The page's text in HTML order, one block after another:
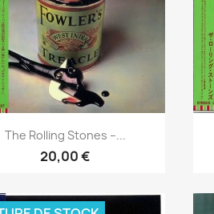
 Aperçu rapide
The Rolling Stones ‎–...
20,00 €